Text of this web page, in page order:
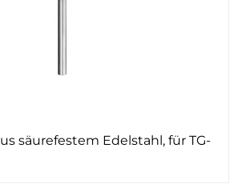
säurefestem Edelstahl, für TG-